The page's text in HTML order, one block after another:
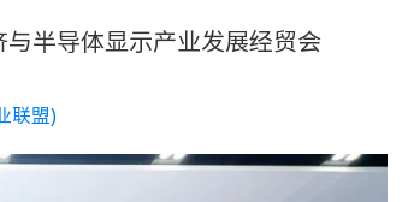
半导体显示产业发展经贸会
联盟)